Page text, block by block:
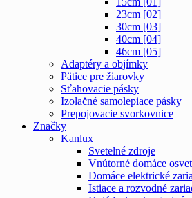
23cm [02]
30cm [03]
40cm [04]
46cm [05]
Adaptéry a objímky
Pätice pre žiarovky
Sťahovacie pásky
Izolačné samolepiace pásky
Prepojovacie svorkovnice
Značky
Kanlux
Svetelné zdroje
Vnútorné domáce
Domáce elektrické
Istiace a rozvodné